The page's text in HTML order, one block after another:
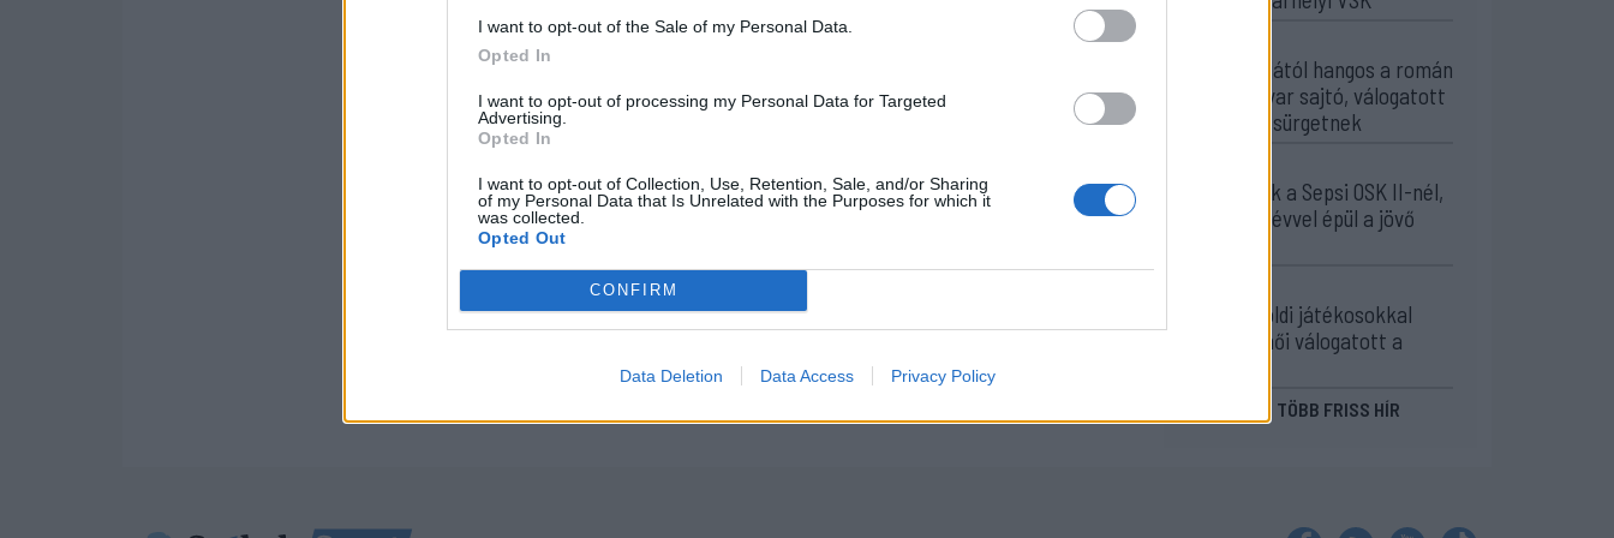
I want to opt-out of the Sale of my Personal Data.
Opted In
I want to opt-out of processing my Personal Data for Targeted
Advertising.
Opted In
I want to opt-out of Collection, Use, Retention, Sale, and/or Sharing
of my Personal Data that Is Unrelated with the Purposes for which it
was collected.
Opted Out
CONFIRM
Data Deletion Data Access Privacy Policy
Corbu góljától hangos a román
és a magyar sajtó, válogatott
meghívót sürgetnek
Új korszak a Sepsi OSK II-nél,
fiatalos hévvel épül a jövő
Székelyföldi játékosokkal
készül a női válogatott a
MÉG TÖBB FRISS HÍR